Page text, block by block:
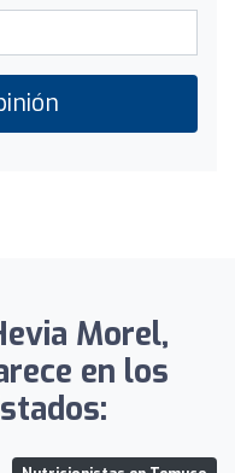
Morel,
en los